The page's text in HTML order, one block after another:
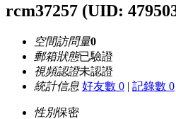
rcm37257 (UID:
空間訪問量0
郵箱狀態已驗證
視頻認證未認證
統計信息 好友數 0 | 記錄數 0
性別保密